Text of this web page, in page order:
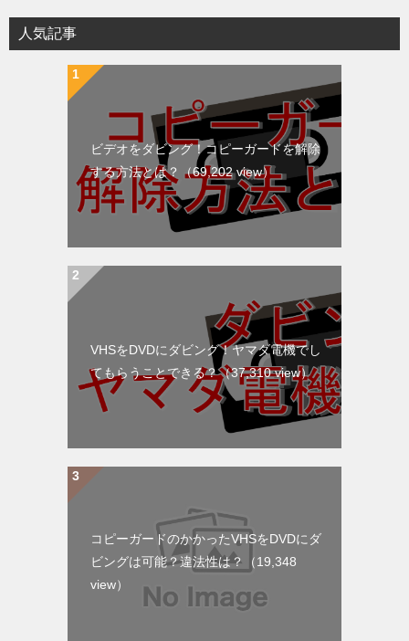
シ人気記事
ビデオをダビング！コピーガードを解除
する方法とは？ （69,202 view）
VHSをDVDにダビング！ヤマダ電機でし
てもらうことできる？（37,310 view）
コピーガードのかかったVHSをDVDにダ
ビングは可能？違法性は？
（19,348
view）